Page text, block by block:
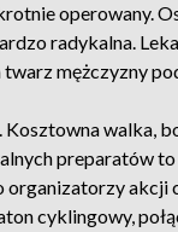
operowany.
radykalna.
twarz mężczyzny
Kosztowna walka,
preparatów to
organizatorzy akcji
cyklingowy,